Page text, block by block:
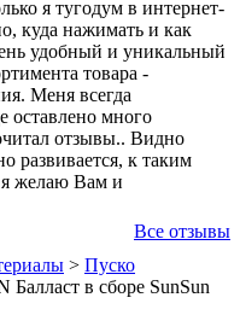
я тугодум в интернет-
куда нажимать и как
удобный и уникальный
товара -
Меня всегда
оставлено много
отзывы.. Видно
развивается, к таким
я желаю Вам и
Все отзывы
> Пуско
Балласт в сборе SunSun